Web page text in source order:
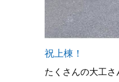
祝上棟！
たくさんの大工さ